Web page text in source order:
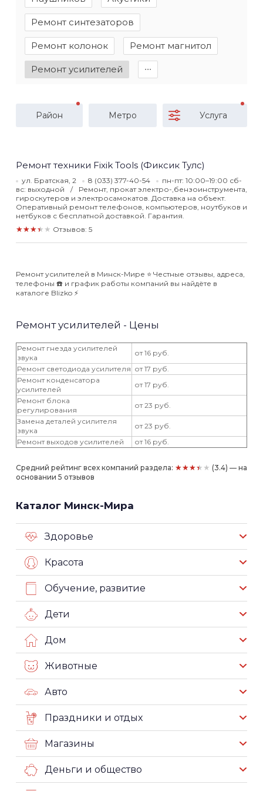
Ремонт синтезаторов
Ремонт колонок Ремонт магнитол
Ремонт усилителей ∙∙∙
Район Метро Услуга
Ремонт техники Fixik Tools (Фиксик Тулс)
ул. Братская, 2 8 (033) 377-40-54
пн-пт: 10:00–19:00 сб-
вс: выходной
Ремонт, прокат электро-,бензоинструмента,
гироскутеров и электросамокатов. Доставка на объект.
Оперативный ремонт телефонов, компьютеров, ноутбуков и
нетбуков с бесплатной доставкой. Гарантия.
★★★★★ Отзывов: 5
Ремонт усилителей в Минск-Мире ⭐️ Честные отзывы, адреса,
телефоны ☎️ и график работы компаний вы найдёте в
каталоге Blizko ⚡️
Ремонт усилителей - Цены
Ремонт гнезда усилителей
звука
от 16 руб.
Ремонт светодиода усилителя от 17 руб.
Ремонт конденсатора
усилителей
от 17 руб.
Ремонт блока
регулирования
от 23 руб.
Замена деталей усилителя
звука
от 23 руб.
Ремонт выходов усилителей
от 16 руб.
Средний рейтинг всех компаний раздела: ★★★★★ (3.4) — на
основании 5 отзывов
Каталог Минск-Мира
Здоровье
Красота
Обучение, развитие
Дети
Дом
Животные
Авто
Праздники и отдых
Магазины
Деньги и общество